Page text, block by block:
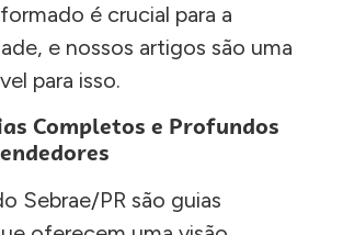
é crucial para a
e nossos artigos são uma
para isso.
Completos e Profundos
Sebrae/PR são guias